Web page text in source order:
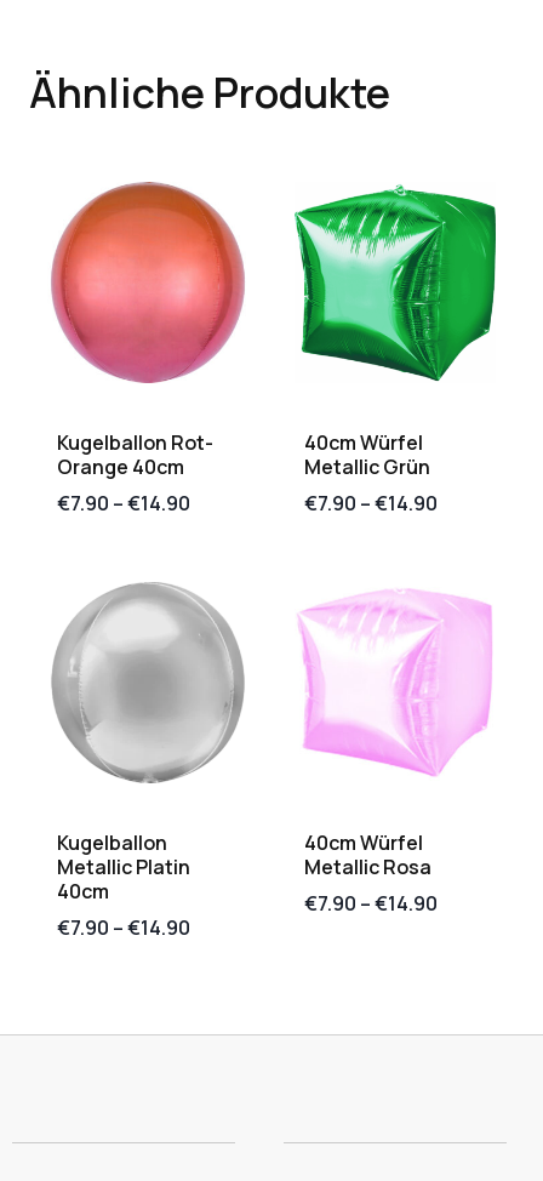
Ähnliche Produkte
Kugelballon Rot-
Orange 40cm
€7.90 –€14.90
40cm Würfel
Metallic Grün
€7.90 –€14.90
Kugelballon
Metallic Platin
40cm
€7.90 –€14.90
40cm Würfel
Metallic Rosa
€7.90 –€14.90